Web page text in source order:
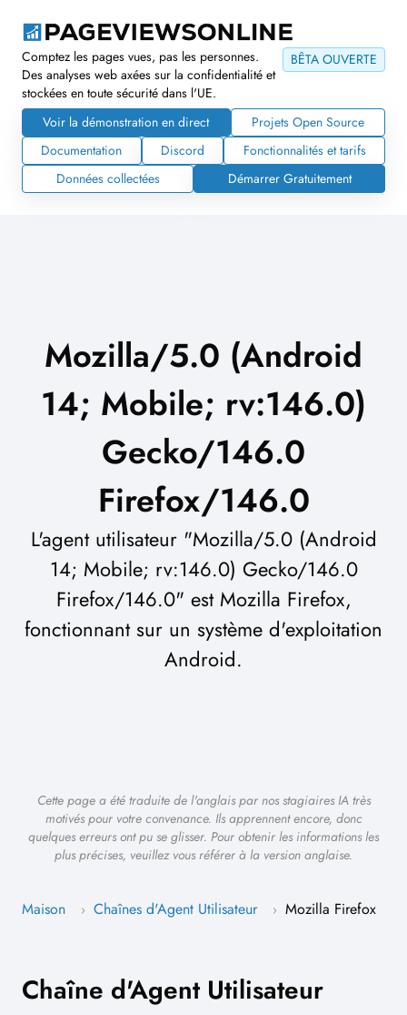
BÊTA OUVERTE
Comptez les pages vues, pas les personnes.
Des analyses web axées sur la confidentialité et
stockées en toute sécurité dans l'UE.
Voir la démonstration en direct
Projets Open Source
Documentation
Discord
Fonctionnalités et tarifs
Données collectées
Démarrer Gratuitement
Mozilla/5.0 (Android
14; Mobile; rv:146.0)
Gecko/146.0
Firefox/146.0
L'agent utilisateur "Mozilla/5.0 (Android
14; Mobile; rv:146.0) Gecko/146.0
Firefox/146.0" est Mozilla Firefox,
fonctionnant sur un système d'exploitation
Android.
Cette page a été traduite de l'anglais par nos stagiaires IA très
motivés pour votre convenance. Ils apprennent encore, donc
quelques erreurs ont pu se glisser. Pour obtenir les informations les
plus précises, veuillez vous référer à la version anglaise.
Maison › Chaînes d'Agent Utilisateur › Mozilla Firefox
Chaîne d'Agent Utilisateur